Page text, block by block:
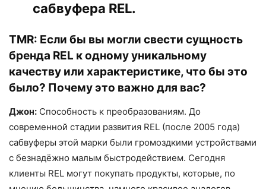
сабвуфера REL.
TMR: Если бы вы могли свести сущность
бренда REL к одному уникальному
качеству или характеристике, что бы это
было? Почему это важно для вас?
Джон: Способность к преобразованиям. До
современной стадии развития REL (после 2005 года)
сабвуферы этой марки были громоздкими устройствами
с безнадёжно малым быстродействием. Сегодня
клиенты REL могут покупать продукты, которые, по